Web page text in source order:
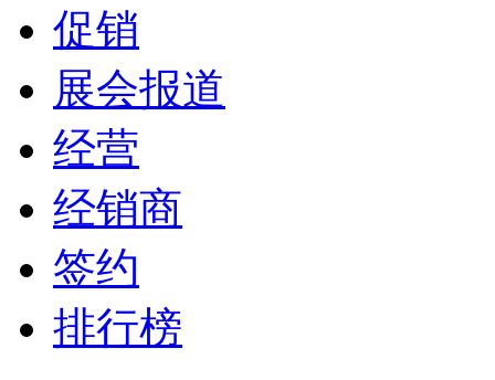
促销
展会报道
经营
经销商
签约
排行榜